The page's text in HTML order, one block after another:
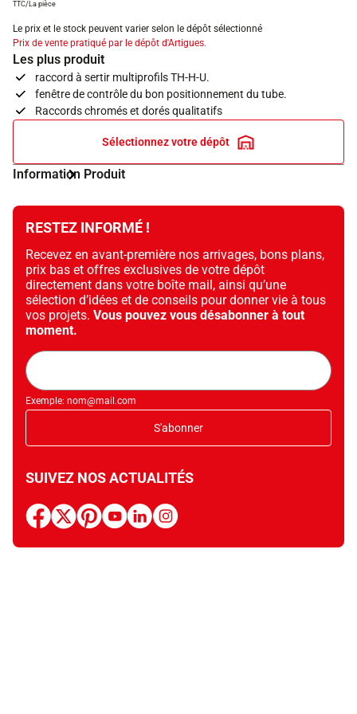
TTC/La pièce
Le prix et le stock peuvent varier selon le dépôt sélectionné
Prix de vente pratiqué par le dépôt d'Artigues.
Les plus produit
raccord à sertir multiprofils TH-H-U.
fenêtre de contrôle du bon positionnement du tube.
Raccords chromés et dorés qualitatifs
Sélectionnez votre dépôt
Information Produit
RESTEZ INFORMÉ !
Recevez en avant-première nos arrivages, bons plans,
prix bas et offres exclusives de votre dépôt
directement dans votre boîte mail, ainsi qu’une
sélection d’idées et de conseils pour donner vie à tous
vos projets. Vous pouvez vous désabonner à tout
moment.
Adresse
mail
Exemple: nom@mail.com
S'abonner
SUIVEZ NOS ACTUALITÉS
facebook
x pinterestyoutubelinkedininstagram